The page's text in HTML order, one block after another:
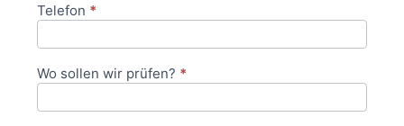
Telefon *
Wo sollen wir prüfen? *